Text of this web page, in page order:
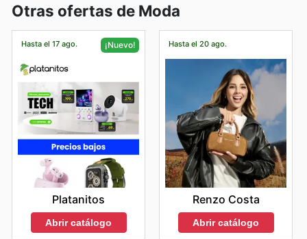
Otras ofertas de Moda
Hasta el 17 ago. ¡Nuevo!
Platanitos
Abrir catálogo
Hasta el 20 ago.
Renzo Costa
Abrir catálogo